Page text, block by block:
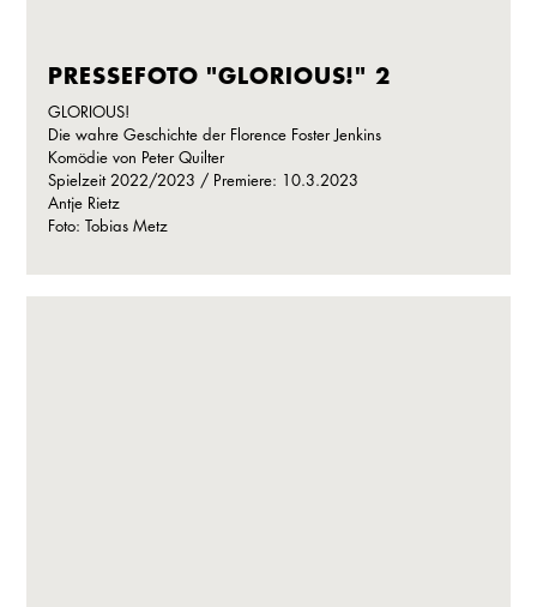
PRESSEFOTO "GLORIOUS!" 2
GLORIOUS!
Die wahre Geschichte der Florence Foster Jenkins
Komödie von Peter Quilter
Spielzeit 2022/2023 / Premiere: 10.3.2023
Antje Rietz
Foto: Tobias Metz